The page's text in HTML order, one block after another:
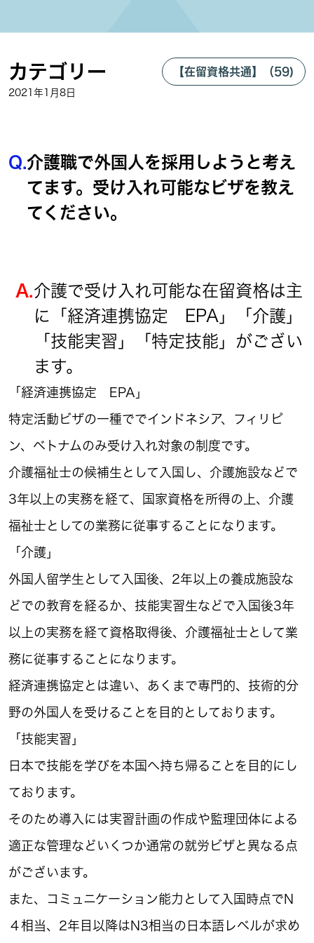
カテゴリー 【在留資格共通】（59)
2021年1月8日
Q.介護職で外国人を採用しようと考え
てます。受け入れ可能なビザを教え
てください。
A.介護で受け入れ可能な在留資格は主
に「経済連携協定 EPA」「介護」
「技能実習」「特定技能」がござい
ます。
「経済連携協定 EPA」
特定活動ビザの一種ででインドネシア、フィリピ
ン、ベトナムのみ受け入れ対象の制度です。
介護福祉士の候補生として入国し、介護施設などで
3年以上の実務を経て、国家資格を所得の上、介護
福祉士としての業務に従事することになります。
「介護」
外国人留学生として入国後、2年以上の養成施設な
どでの教育を経るか、技能実習生などで入国後3年
以上の実務を経て資格取得後、介護福祉士として業
務に従事することになります。
経済連携協定とは違い、あくまで専門的、技術的分
野の外国人を受けることを目的としております。
「技能実習」
日本で技能を学びを本国へ持ち帰ることを目的にし
ております。
そのため導入には実習計画の作成や監理団体による
適正な管理などいくつか通常の就労ビザと異なる点
がございます。
また、コミュニケーション能力として入国時点でN
４相当、2年目以降はN3相当の日本語レベルが求め